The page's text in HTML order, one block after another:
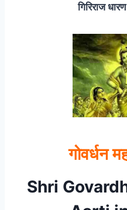
गिरिराज
गोवर्धन
Shri